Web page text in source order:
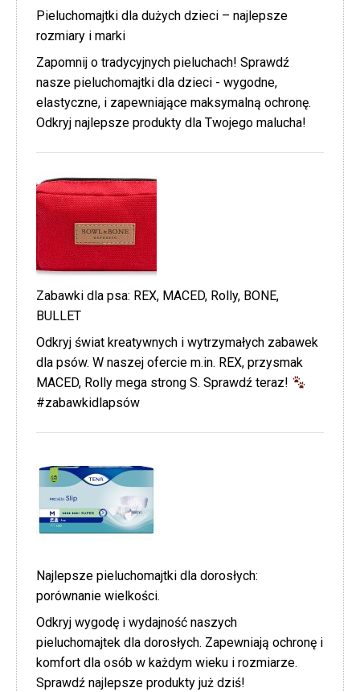
Pieluchomajtki dla dużych dzieci – najlepsze
rozmiary i marki
Zapomnij o tradycyjnych pieluchach! Sprawdź
nasze pieluchomajtki dla dzieci - wygodne,
elastyczne, i zapewniające maksymalną ochronę.
Odkryj najlepsze produkty dla Twojego malucha!
Zabawki dla psa: REX, MACED, Rolly, BONE,
BULLET
Odkryj świat kreatywnych i wytrzymałych zabawek
dla psów. W naszej ofercie m.in. REX, przysmak
MACED, Rolly mega strong S. Sprawdź teraz!
#zabawkidlapsów
Najlepsze pieluchomajtki dla dorosłych:
porównanie wielkości.
Odkryj wygodę i wydajność naszych
pieluchomajtek dla dorosłych. Zapewniają ochronę i
komfort dla osób w każdym wieku i rozmiarze.
Sprawdź najlepsze produkty już dziś!